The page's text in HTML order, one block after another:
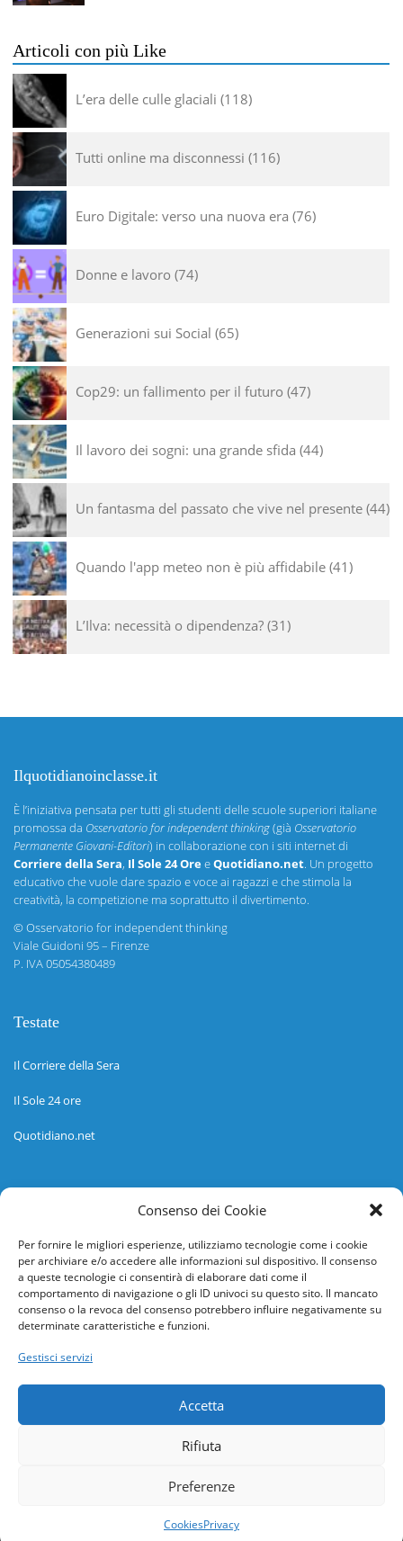
Consenso dei Cookie
Per fornire le migliori esperienze, utilizziamo tecnologie come i cookie
per archiviare e/o accedere alle informazioni sul dispositivo. Il consenso
a queste tecnologie ci consentirà di elaborare dati come il
comportamento di navigazione o gli ID univoci su questo sito. Il mancato
consenso o la revoca del consenso potrebbero influire negativamente su
determinate caratteristiche e funzioni.
Gestisci servizi
Accetta
Rifiuta
Preferenze
CookiesPrivacy
I giochi dell'Osservatore: l'indovinello #2
Articoli con più Like
L’era delle culle glaciali 118
Tutti online ma disconnessi 116
Euro Digitale: verso una nuova era 76
Donne e lavoro 74
Generazioni sui Social 65
Cop29: un fallimento per il futuro 47
Il lavoro dei sogni: una grande sfida 44
Un fantasma del passato che vive nel presente 44
Quando l'app meteo non è più affidabile 41
L’Ilva: necessità o dipendenza? 31
Ilquotidianoinclasse.it
È l’iniziativa pensata per tutti gli studenti delle scuole superiori italiane
promossa da Osservatorio for independent thinking(già Osservatorio
Permanente Giovani-Editori) in collaborazione con i siti internet di
Corriere della Sera, Il Sole 24 OreeQuotidiano.net. Un progetto
educativo che vuole dare spazio e voce ai ragazzi e che stimola la
creatività, la competizione ma soprattutto il divertimento.
©Osservatorio for independent thinking
Viale Guidoni 95 – Firenze
P. IVA 05054380489
Testate
Il Corriere della Sera
Il Sole 24 ore
Quotidiano.net
Informazioni
Help desk
Guida rapida